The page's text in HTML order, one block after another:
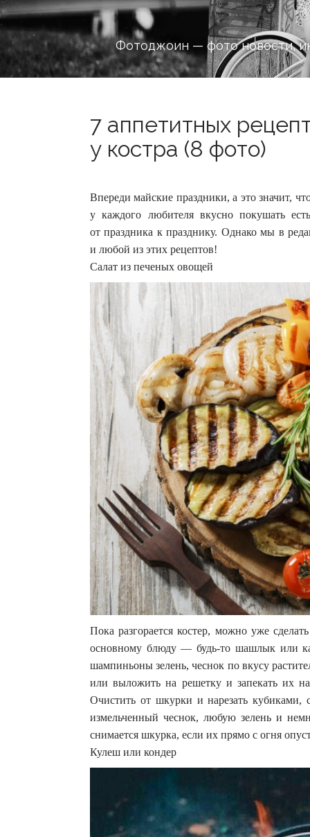
Фотоджоин — фото новости,
7 аппетитных
у костра (8 фото)
Впереди майские праздники, а это значит,
у каждого любителя вкусно покушать
от праздника к празднику. Однако мы в
и любой из этих рецептов!
Салат из печеных овощей
Пока разгорается костер, можно уже
основному блюду — будь-то шашлык или
шампиньоны зелень, чеснок по вкусу
или выложить на решетку и запекать их
Очистить от шкурки и нарезать кубиками,
измельченный чеснок, любую зелень и
снимается шкурка, если их прямо с огня
Кулеш или кондер